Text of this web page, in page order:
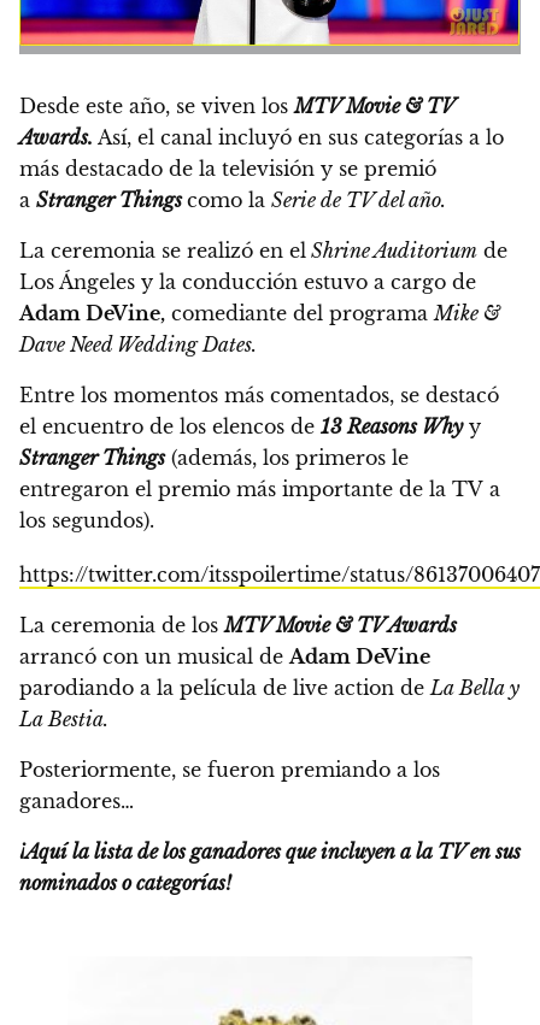
Desde este año, se viven losMTV Movie & TV
Awards. Así, el canal incluyó en sus categorías a lo
más destacado de la televisión y se premió
a Stranger Things como la Serie de TV del año.
La ceremonia se realizó en el Shrine Auditorium de
Los Ángeles y la conducción estuvo a cargo de
Adam DeVine, comediante del programaMike &
Dave Need Wedding Dates.
Entre los momentos más comentados, se destacó
el encuentro de los elencos de 13 Reasons Whyy
Stranger Things(además, los primeros le
entregaron el premio más importante de la TV a
los segundos).
https://twitter.com/itsspoilertime/status/
La ceremonia de losMTV Movie & TV Awards
arrancó con un musical deAdam DeVine
parodiando a la película de live action deLa Bella y
La Bestia.
Posteriormente, se fueron premiando a los
ganadores…
¡Aquí la lista de los ganadores que incluyen a la TV en sus
nominados o categorías!